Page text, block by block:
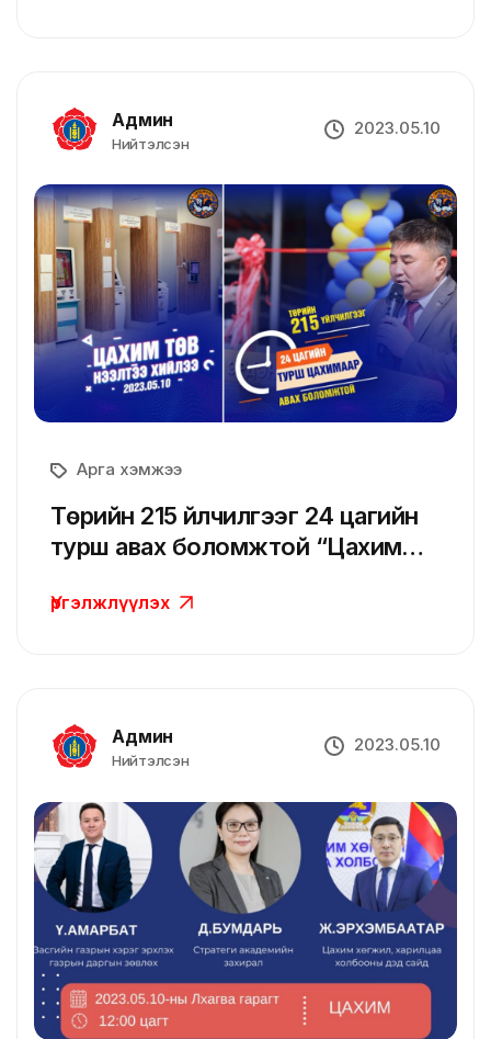
Админ
Нийтэлсэн
2023.05.10
Арга хэмжээ
Төрийн 215 үйлчилгээг 24 цагийн
турш авах боломжтой “Цахим
Үргэлжлүүлэх
Админ
Нийтэлсэн
2023.05.10